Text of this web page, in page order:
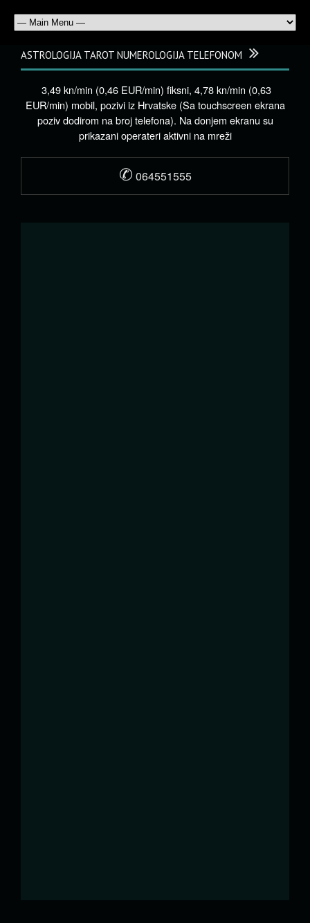
ASTROLOGIJA TAROT NUMEROLOGIJA TELEFONOM
3,49 kn/min (0,46 EUR/min) fiksni, 4,78 kn/min (0,63
EUR/min) mobil, pozivi iz Hrvatske (Sa touchscreen ekrana
poziv dodirom na broj telefona). Na donjem ekranu su
prikazani operateri aktivni na mreži
✆ 064551555